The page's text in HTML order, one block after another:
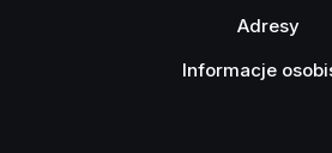
Adresy
Informacje